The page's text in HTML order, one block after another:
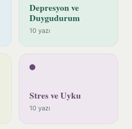
Depresyon ve
Duygudurum
10 yazı
Stres ve Uyku
10 yazı